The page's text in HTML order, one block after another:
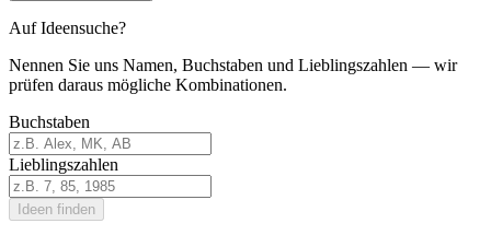
Auf Ideensuche?
Nennen Sie uns Namen, Buchstaben und Lieblingszahlen — wir
prüfen daraus mögliche Kombinationen.
Buchstaben
Lieblingszahlen
Ideen finden